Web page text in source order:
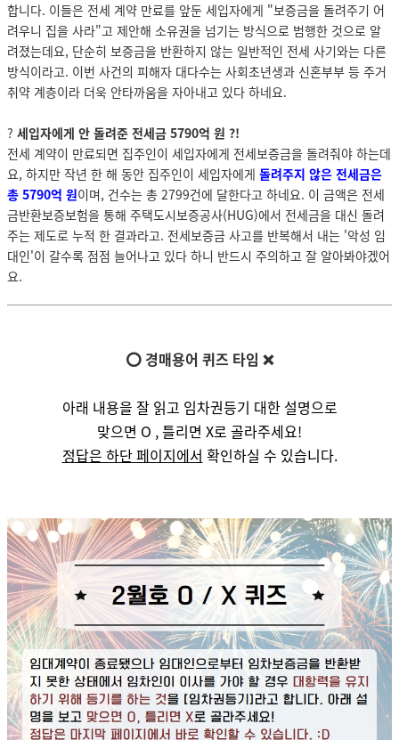
합니다. 이들은 전세 계약 만료를 앞둔 세입자에게 "보증금을 돌려주기 어
려우니 집을 사라"고 제안해 소유권을 넘기는 방식으로 범행한 것으로 알
려졌는데요, 단순히 보증금을 반환하지 않는 일반적인 전세 사기와는 다른
방식이라고. 이번 사건의 피해자 대다수는 사회초년생과 신혼부부 등 주거
취약 계층이라 더욱 안타까움을 자아내고 있다 하네요.
? 세입자에게 안 돌려준 전세금 5790억 원 ?!
전세 계약이 만료되면 집주인이 세입자에게 전세보증금을 돌려줘야 하는데
요, 하지만 작년 한 해 동안 집주인이 세입자에게 돌려주지 않은 전세금은
총 5790억 원이며, 건수는 총 2799건에 달한다고 하네요. 이 금액은 전세
금반환보증보험을 통해 주택도시보증공사(HUG)에서 전세금을 대신 돌려
주는 제도로 누적 한 결과라고. 전세보증금 사고를 반복해서 내는 '악성 임
대인'이 갈수록 점점 늘어나고 있다 하니 반드시 주의하고 잘 알아봐야겠어
요.
⭕ 경매용어 퀴즈 타임 ❌
아래 내용을 잘 읽고 임차권등기 대한 설명으로
맞으면 O , 틀리면 X로 골라주세요!
정답은 하단 페이지에서 확인하실 수 있습니다.